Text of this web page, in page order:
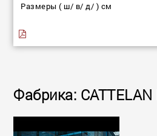
Размеры ( ш/ в/ д/ ) см
Фабрика: